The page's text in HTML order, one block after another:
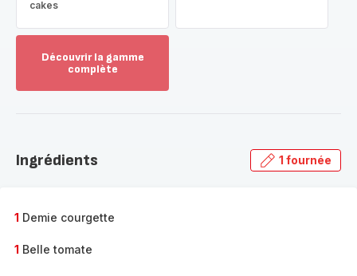
cakes
Découvrir la gamme
complète
gamme
Ingrédients 1 fournée
1 Demie courgette
1 Belle tomate